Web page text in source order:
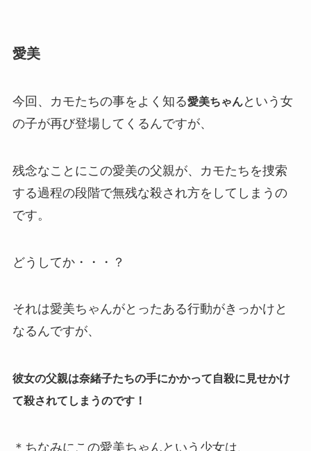
愛美
今回、カモたちの事をよく知る愛美ちゃんという女
の子が再び登場してくるんですが、
残念なことにこの愛美の父親が、カモたちを捜索
する過程の段階で無残な殺され方をしてしまうの
です。
どうしてか・・・？
それは愛美ちゃんがとったある行動がきっかけと
なるんですが、
彼女の父親は奈緒子たちの手にかかって自殺に見せかけ
て殺されてしまうのです！
＊ちなみにこの愛美ちゃんという少女は、